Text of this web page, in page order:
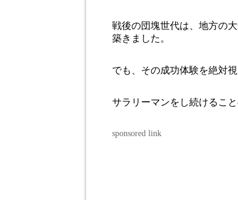
戦後の団塊世代は、地方の
築きました。
でも、その成功体験を絶対
サラリーマンをし続けるこ
sponsored link